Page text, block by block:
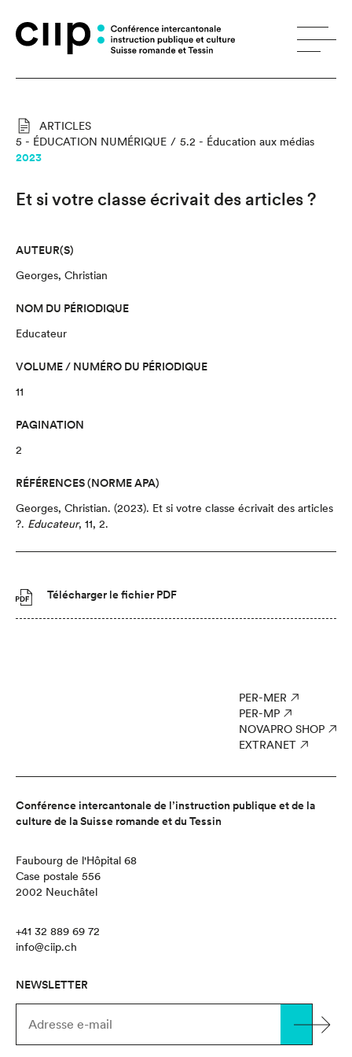
ARTICLES
5 - ÉDUCATION NUMÉRIQUE
5.2 - Éducation aux médias
2023
Et si votre classe écrivait des articles ?
AUTEUR(S)
Georges, Christian
NOM DU PÉRIODIQUE
Educateur
VOLUME / NUMÉRO DU PÉRIODIQUE
11
PAGINATION
2
RÉFÉRENCES (NORME APA)
Georges, Christian. (2023). Et si votre classe écrivait des articles
?. Educateur, 11, 2.
Télécharger le fichier PDF
PER-MER
PER-MP
NOVAPRO SHOP
EXTRANET
Conférence intercantonale de l’instruction publique et de la
culture de la Suisse romande et du Tessin
Faubourg de l'Hôpital 68
Case postale 556
2002 Neuchâtel
+41 32 889 69 72
info@ciip.ch
NEWSLETTER